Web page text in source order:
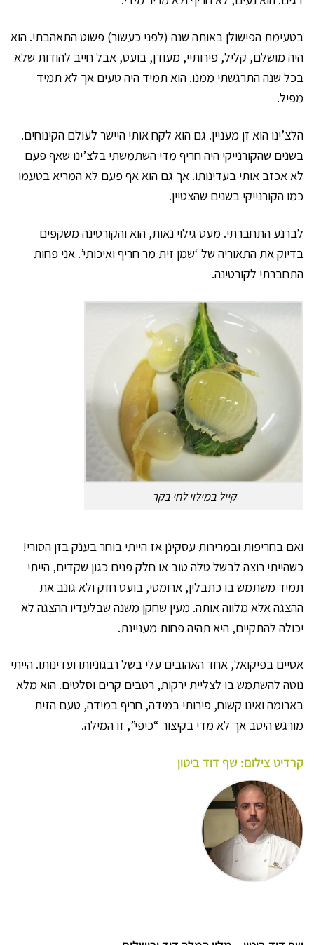
בטעימת הפישולן באותה שנה (לפני כעשור) פשוט התאהבתי. הוא
היה מושלם, קליל, פירותיי, מעודן, בועט, אבל חייב להודות שלא
בכל שנה התרגשתי ממנו. הוא תמיד היה טעים אך לא תמיד
מפיל.
הלצ’ינו הוא זן מעניין. גם הוא לקח אותי היישר לעולם הקינוחים.
בשנים שהקורנייקי היה חריף מדי השתמשתי בלצ’ינו שאף פעם
לא אכזב אותי בעדינותו. אך גם הוא אף פעם לא המריא בטעמו
כמו הקורנייקי בשנים שהצטיין.
לברנע התחברתי. מעט גילוי נאות, הוא והקורטינה משקפים
בדיוק את התאוריה של ‘שמן זית מר חריף ואיכותי’. אני פחות
התחברתי לקורטינה.
קייל במילוי לחי בקר
ואם בחריפות ובמרירות עסקינן אז הייתי בוחר בענק בזן הסורי!
כשהייתי רוצה לבשל טלה טוב או חלק פנים כגון שקדים, הייתי
תמיד משתמש בו כתבלין, ארומטי, בועט חזק ולא גונב את
ההצגה אלא מלווה אותה. מעין שחקן משנה שבלעדיו ההצגה לא
יכולה להתקיים, היא תהיה פחות מעניינת.
אסיים בפיקואל, אחד האהובים עלי בשל רבגוניותו ועדינותו. הייתי
נוטה להשתמש בו לצליית ירקות, רטבים קרים וסלטים. הוא מלא
בארומה ואינו קשוח, פירותי במידה, חריף במידה, טעם הזית
מורגש היטב אך לא מדי בקיצור “כיפי”, זו המילה.
קרדיט צילום: שף דוד ביטון